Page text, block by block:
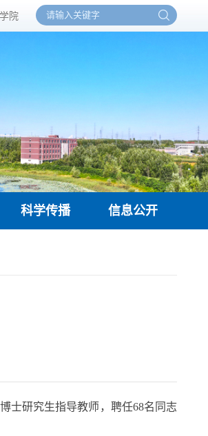
院
科学传播 信息公开
士研究生指导教师，聘任68名同志